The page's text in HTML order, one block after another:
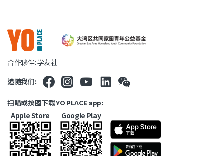
合作夥伴: 学友社
追随我们:
扫瞄或按图下载 YO PLACE app:
Apple Store
Google Play